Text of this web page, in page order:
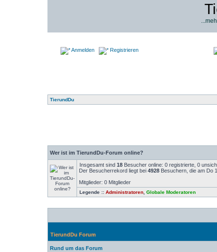
Anmelden Registrieren
TierundDu
Wer ist im TierundDu-Forum online?
Insgesamt sind 18 Besucher online: 0 registrierte, 0
Der Besucherrekord liegt bei 4928 Besuchern, die am Do
Mitglieder: 0 Mitglieder
Legende :: Administratoren Globale Moderatoren
TierundDu Forum
Rund um das Forum